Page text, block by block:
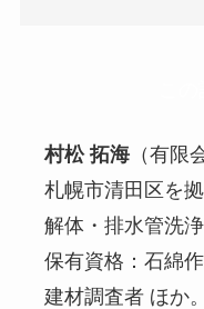
村松 拓海 （有限
札幌市清田区を
解体・排水管洗
保有資格：石綿
建材調査者 ほか。